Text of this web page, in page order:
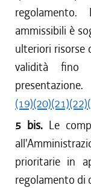
ammissibili è
ulteriori risorse
validità fino
presentazione.
(19)(20)(21)(22)
5 bis. Le
prioritarie in
regolamento di